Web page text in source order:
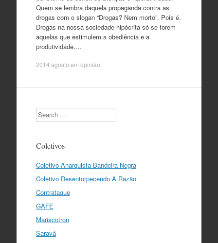
Quem se lembra daquela propaganda contra as
drogas com o slogan “Drogas? Nem morto”. Pois é.
Drogas na nossa sociedade hipócrita só se forem
aquelas que estimulem a obediência e a
produtividade,…
2014 agosto em opinião
Search
Coletivos
Coletivo Anarquista Bandeira Negra
Coletivo Desentorpecendo A Razão
Contrataque
GAFE
Mariscotron
Saravá